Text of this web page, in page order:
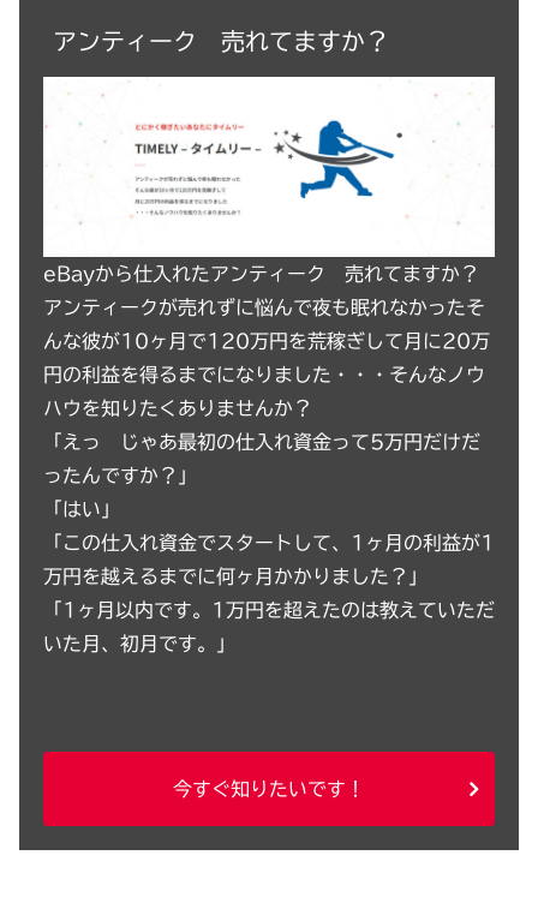
アンティーク 売れてますか？
eBayから仕入れたアンティーク 売れてますか？
アンティークが売れずに悩んで夜も眠れなかったそ
んな彼が10ヶ月で120万円を荒稼ぎして月に20万
円の利益を得るまでになりました・・・そんなノウ
ハウを知りたくありませんか？
「えっ じゃあ最初の仕入れ資金って5万円だけだ
ったんですか？」
「はい」
「この仕入れ資金でスタートして、1ヶ月の利益が1
万円を越えるまでに何ヶ月かかりました？」
「1ヶ月以内です。1万円を超えたのは教えていただ
いた月、初月です。」
今すぐ知りたいです！